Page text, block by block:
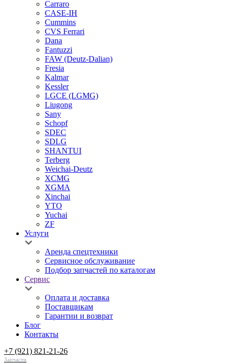
Carraro
CASE-IH
Cummins
CVS Ferrari
Dana
Fantuzzi
FAW (Deutz-Dalian)
Fresia
Kalmar
Kessler
LGCE (LGMG)
Liugong
Sany
Schopf
SDEC
SDLG
SHANTUI
Terberg
Weichai-Deutz
XCMG
XGMA
Xinchai
YTO
Yuchai
ZF
Услуги
Аренда спецтехники
Сервисное обслуживание
Подбор запчастей по каталогам
Сервис
Оплата и доставка
Поставщикам
Гарантии и возврат
Блог
Контакты
+7 (921) 821-21-26
Запчасти